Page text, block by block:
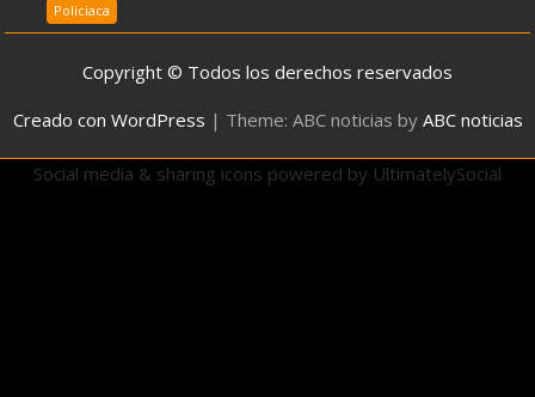
Policiaca
Copyright © Todos los derechos reservados
Creado con WordPress | Theme: ABC noticias by ABC noticias
Social media & sharing icons powered by UltimatelySocial